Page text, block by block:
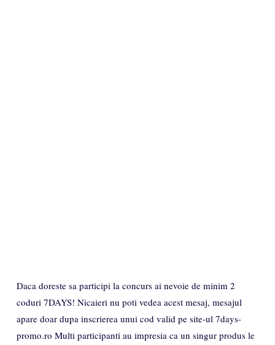
Daca doreste sa participi la concurs ai nevoie de minim 2
coduri 7DAYS! Nicaieri nu poti vedea acest mesaj, mesajul
apare doar dupa inscrierea unui cod valid pe site-ul 7days-
promo.ro Multi participanti au impresia ca un singur produs le